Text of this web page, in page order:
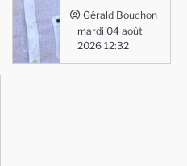
Gérald Bouchon
mardi 04 août
2026 12:32